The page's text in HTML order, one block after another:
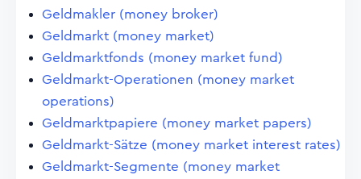
Geldmakler (money broker)
Geldmarkt (money market)
Geldmarktfonds (money market fund)
Geldmarkt-Operationen (money market
operations)
Geldmarktpapiere (money market papers)
Geldmarkt-Sätze (money market interest rates)
Geldmarkt-Segmente (money market